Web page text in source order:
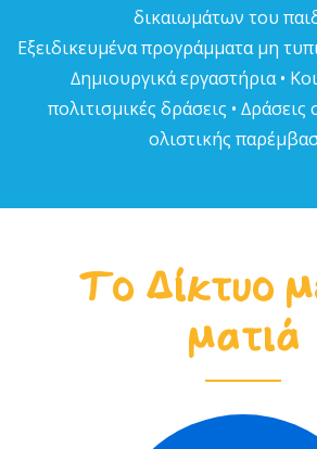
δικαιωµάτων του
Εξειδικευµένα προγράµµατα µη
∆ηµιουργικά εργαστήρια •
πολιτισµικές δράσεις • ∆ράσεις
ολιστικής
Το Δίκτυο
ματιά